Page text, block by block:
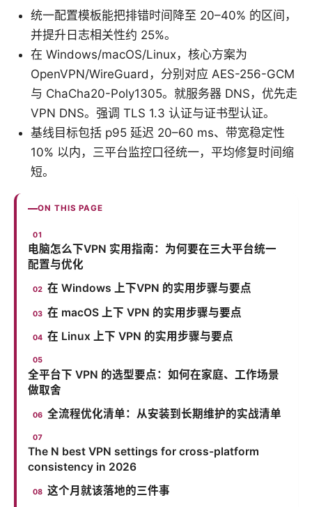
统一配置模板能把排错时间降至 20–40% 的区间，
并提升日志相关性约 25%。
在 Windows/macOS/Linux，核心方案为
OpenVPN/WireGuard，分别对应 AES-256-GCM
与 ChaCha20-Poly1305。就服务器 DNS，优先走
VPN DNS。强调 TLS 1.3 认证与证书型认证。
基线目标包括 p95 延迟 20–60 ms、带宽稳定性
10% 以内，三平台监控口径统一，平均修复时间缩
短。
ON THIS PAGE
电脑怎么下VPN 实用指南：为何要在三大平台统一
配置与优化
在 Windows 上下VPN 的实用步骤与要点
在 macOS 上下 VPN 的实用步骤与要点
在 Linux 上下 VPN 的实用步骤与要点
全平台下 VPN 的选型要点：如何在家庭、工作场景
做取舍
全流程优化清单：从安装到长期维护的实战清单
The N best VPN settings for cross-platform
consistency in 2026
这个月就该落地的三件事